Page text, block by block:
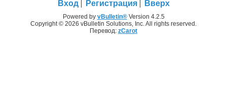
Вход Регистрация Вверх
Powered by vBulletin®Version 4.2.5
Copyright © 2026 vBulletin Solutions, Inc. All rights reserved.
Перевод: zCarot